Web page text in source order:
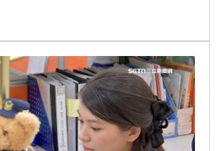
句道歉，著作者憤而寄出存證信函，
。